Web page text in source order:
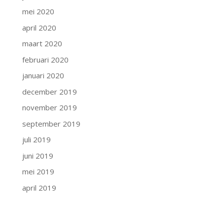
mei 2020
april 2020
maart 2020
februari 2020
januari 2020
december 2019
november 2019
september 2019
juli 2019
juni 2019
mei 2019
april 2019